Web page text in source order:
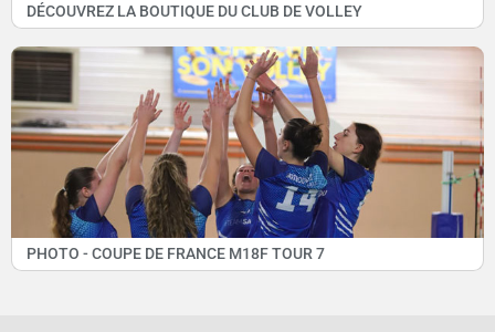
DÉCOUVREZ LA BOUTIQUE DU CLUB DE VOLLEY
PHOTO - COUPE DE FRANCE M18F TOUR 7